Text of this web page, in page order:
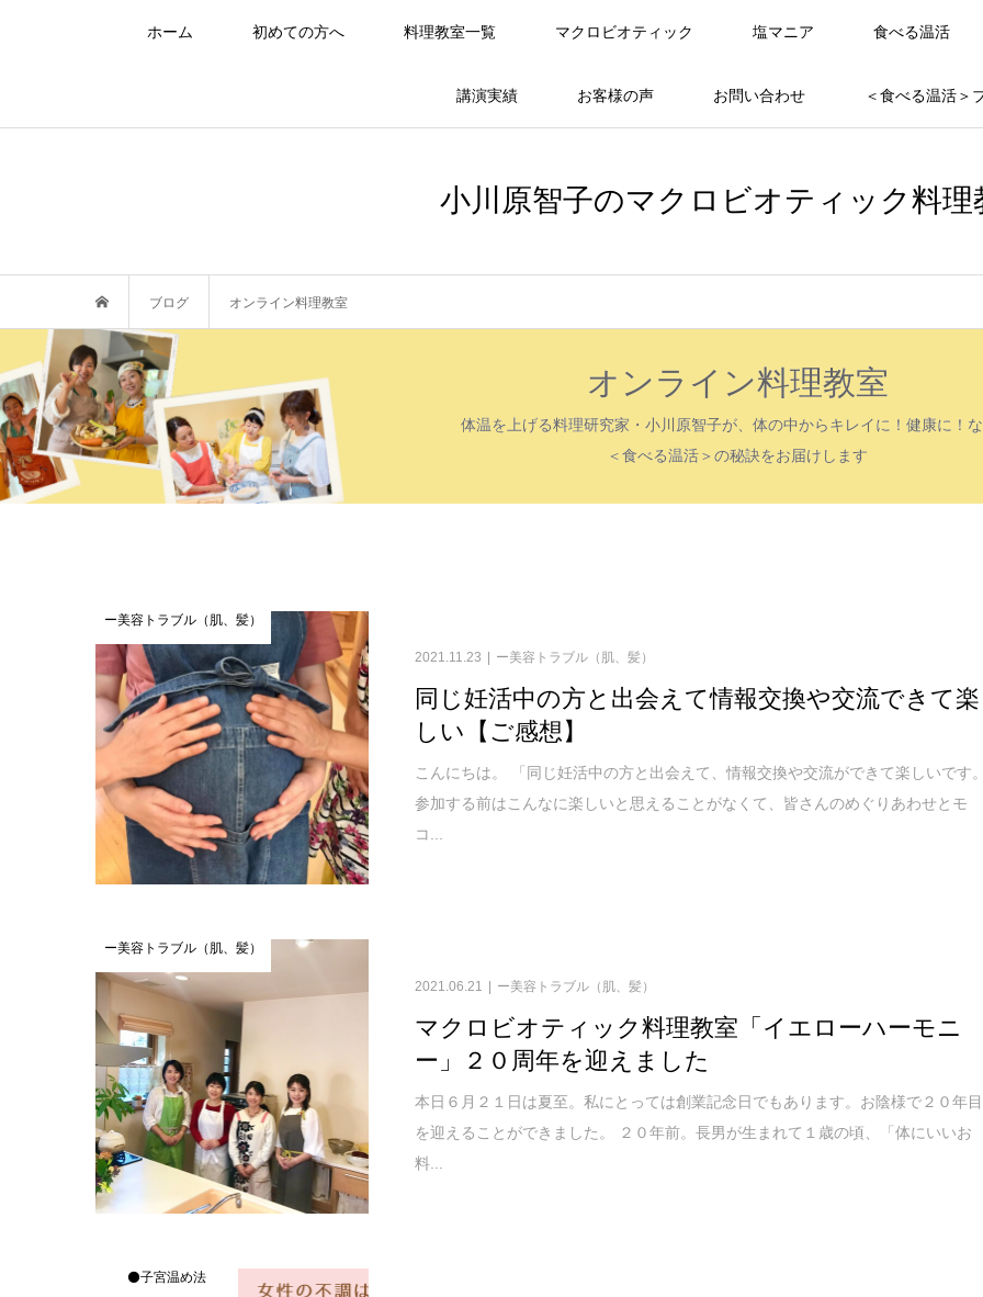
ホーム 初めての方へ 料理教室一覧 マクロビオティック 塩マニア 食べる温活
講演実績 お客様の声 お問い合わせ ＜食べる温活＞
小川原智子のマクロビオティック料理
ブログ オンライン料理教室
オンライン料理教室
体温を上げる料理研究家・小川原智子が、体の中からキレイに！健康に！
＜食べる温活＞の秘訣をお届けします
ー美容トラブル（肌、髪）
2021.11.23 ー美容トラブル（肌、髪）
同じ妊活中の方と出会えて情報交換や交流できて楽
しい【ご感想】
こんにちは。 「同じ妊活中の方と出会えて、情報交換や交流ができて楽しいです
参加する前はこんなに楽しいと思えることがなくて、皆さんのめぐりあわせとモ
コ...
ー美容トラブル（肌、髪）
2021.06.21 ー美容トラブル（肌、髪）
マクロビオティック料理教室「イエローハーモニ
ー」２０周年を迎えました
本日６月２１日は夏至。私にとっては創業記念日でもあります。お陰様で２０年目
を迎えることができました。 ２０年前。長男が生まれて１歳の頃、「体にいいお
料...
⚫子宮温め法